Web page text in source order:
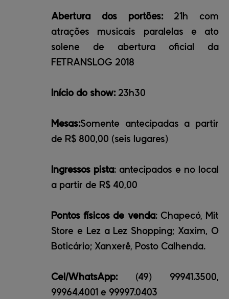
Abertura dos portões:21h com
atrações musicais paralelas e ato
solene de abertura oficial da
FETRANSLOG 2018
Início do show: 23h30
Mesas:Somente antecipadas a partir
de R$ 800,00 (seis lugares)
Ingressos pista: antecipados e no local
a partir de R$ 40,00
Pontos físicos de venda: Chapecó, Mit
Store e Lez a Lez Shopping; Xaxim, O
Boticário; Xanxerê, Posto Calhenda.
Cel/WhatsApp: (49) 99941.3500,
99964.4001 e 99997.0403